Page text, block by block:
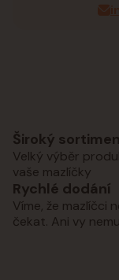
Široký
Velký výběr
vaše mazlíčky
Rychlé dodání
Víme, že mazlíčci
čekat. Ani vy